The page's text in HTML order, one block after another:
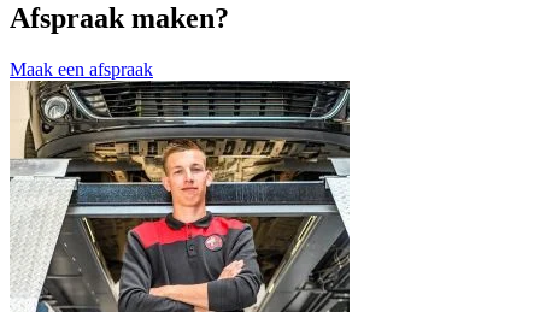
Afspraak maken?
Maak een afspraak